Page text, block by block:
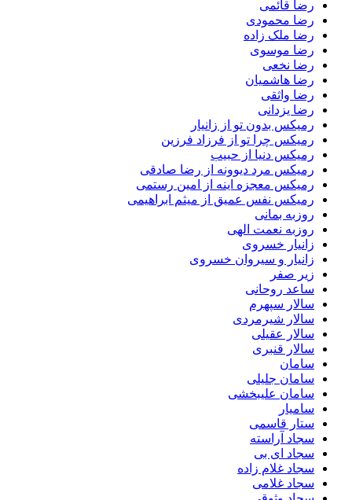
رضا قائمی
رضا محمودی
رضا ملک زاده
رضا موسوی
رضا نخعی
رضا هاشمیان
رضا واثقی
رضا یزدانی
رمیکس بدون تو از زانیار
رمیکس چرا تو از فرزاد فرزین
رمیکس دنیا از حبیب
رمیکس مرد دیوونه از رضا صادقی
رمیکس معجزه اینه از امین رستمی
رمیکس نفس عمیق از میثم ابراهیمی
روزبه بمانی
روزبه نعمت الهی
زانیار خسروی
زانیار و سیروان خسروی
زیر صفر
ساعد روحانی
سالار سپهرم
سالار شیرمردی
سالار عقیلی
سالار قنبری
سامان
سامان جلیلی
سامان علیبخشی
سامیار
ستار قاسمی
سجاد آراسته
سجاد ای بی
سجاد غلام زاده
سجاد غلامی